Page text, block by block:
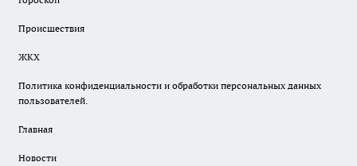
Происшествия
ЖКХ
Политика конфиденциальности и обработки персональных данных
пользователей.
Главная
Новости